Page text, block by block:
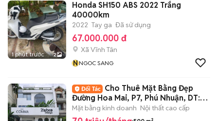
1 phút trước 2
Honda SH150 ABS 2022 Trắng
40000km
2022 Tay ga Đã sử dụng
67.000.000 đ
Xã Vĩnh Tân
NNGOC SANG
Cho Thuê Mặt Bằng Đẹp
Đường Hoa Mai, P7, Phú Nhuận, DT:
8x20m
Mặt bằng kinh doanh Nội thất cao cấp